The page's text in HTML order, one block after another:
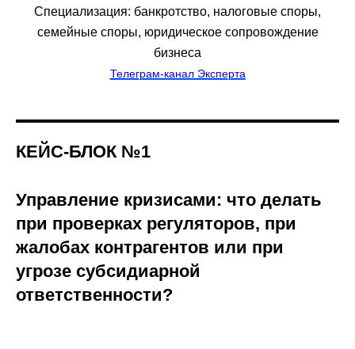
Специализация: банкротство, налоговые споры,
семейные споры, юридическое сопровождение
бизнеса
Телеграм-канал Эксперта
КЕЙС-БЛОК №1
Управление кризисами: что делать
при проверках регуляторов, при
жалобах контрагентов или при
угрозе субсидиарной
ответственности?